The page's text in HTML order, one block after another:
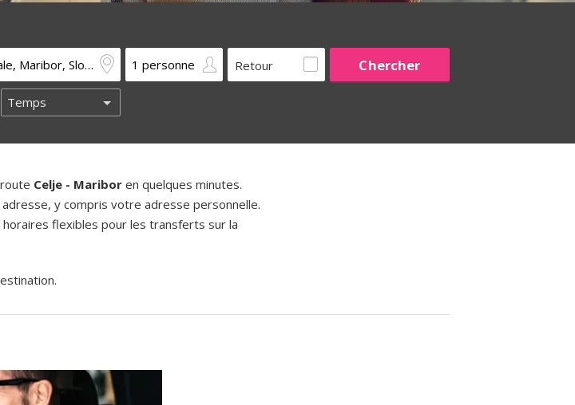
Retour
Celje - Maribor en quelques minutes.
y compris votre adresse personnelle.
flexibles pour les transferts sur la